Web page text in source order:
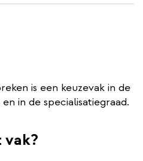
is een keuzevak in de
in de specialisatiegraad.